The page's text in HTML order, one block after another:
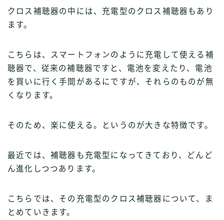
クロス補聴器の中には、充電型のクロス補聴器もあり
ます。
こちらは、スマートフォンのように充電して使える補
聴器で、従来の補聴器ですと、電池を変えたり、電池
を買いに行く手間があるにですが、それらのものが無
くなります。
そのため、楽に使える。というのが大きな特徴です。
最近では、補聴器も充電型になってきており、どんど
ん進化しつつあります。
こちらでは、その充電型のクロス補聴器について、ま
とめていきます。